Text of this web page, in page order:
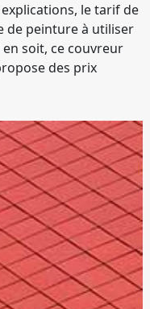
le tarif de
de peinture à utiliser
soit, ce couvreur
des prix